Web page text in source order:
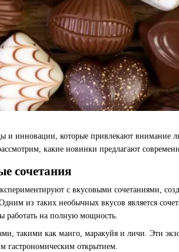
и инновации, которые привлекают
какие новинки предлагают
сочетания
с вкусовыми сочетаниями,
из таких необычных вкусов является
работать на полную мощность.
такими как манго, маракуйя и личи. Эти
гастрономическим открытием.